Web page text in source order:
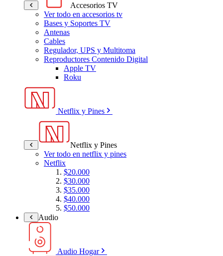
Accesorios TV
Ver todo en accesorios tv
Bases y Soportes TV
Antenas
Cables
Regulador, UPS y Multitoma
Reproductores Contenido Digital
Apple TV
Roku
Netflix y Pines
Netflix y Pines
Ver todo en netflix y pines
Netflix
$20.000
$30.000
$35.000
$40.000
$50.000
Audio
Audio Hogar